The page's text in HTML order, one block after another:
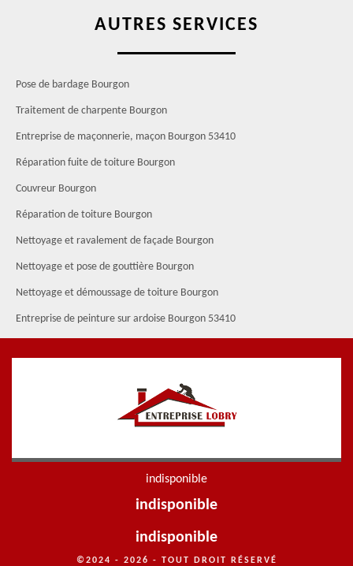
AUTRES SERVICES
Pose de bardage Bourgon
Traitement de charpente Bourgon
Entreprise de maçonnerie, maçon Bourgon 53410
Réparation fuite de toiture Bourgon
Couvreur Bourgon
Réparation de toiture Bourgon
Nettoyage et ravalement de façade Bourgon
Nettoyage et pose de gouttière Bourgon
Nettoyage et démoussage de toiture Bourgon
Entreprise de peinture sur ardoise Bourgon 53410
indisponible
indisponible
indisponible
©2024 - 2026 - TOUT DROIT RÉSERVÉ